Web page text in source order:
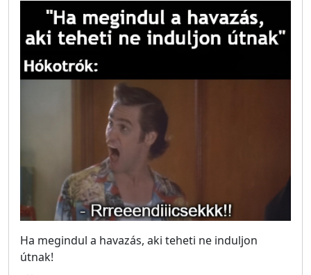
Ha megindul a havazás, aki teheti ne induljon
útnak!